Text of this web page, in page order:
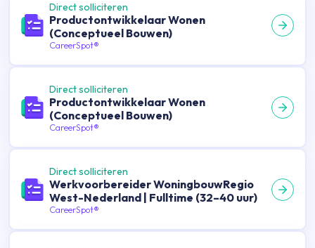
Direct solliciteren
Productontwikkelaar Wonen
(Conceptueel Bouwen)
CareerSpot®
Direct solliciteren
Productontwikkelaar Wonen
(Conceptueel Bouwen)
CareerSpot®
Direct solliciteren
Werkvoorbereider WoningbouwRegio
West-Nederland | Fulltime (32–40 uur)
CareerSpot®